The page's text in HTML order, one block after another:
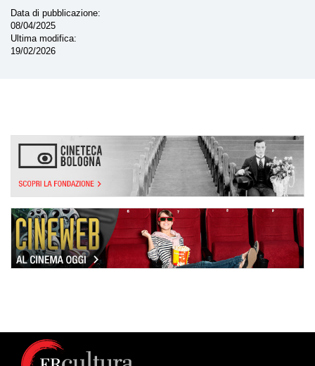
Data di pubblicazione
08/04/2025
Ultima modifica
19/02/2026